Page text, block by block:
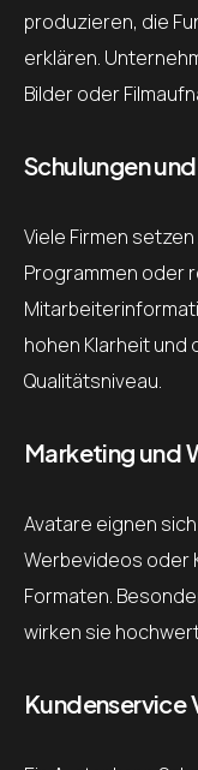
produzieren, die
erklären.
Bilder oder
Schulungen
Viele Firmen
Programmen oder
hohen Klarheit und
Qualitätsniveau.
Marketing und
Avatare eignen
Werbevideos oder
Formaten.
wirken sie
Kundenservice